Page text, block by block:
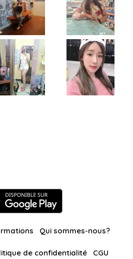
Qui sommes-nous?
de confidentialité CGU